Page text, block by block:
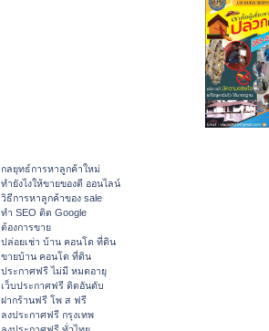
กลยุทธ์การหาลูกค้าใหม่
ทํายังไงให้ขายของดี ออนไลน์
วิธีการหาลูกค้าของ sale
ทำ SEO ติด Google
ต้องการขาย
ปล่อยเช่า บ้าน คอนโด ที่ดิน
ขายบ้าน คอนโด ที่ดิน
ประกาศฟรี ไม่มี หมดอายุ
เว็บประกาศฟรี ติดอันดับ
ฝากร้านฟรี โพ ส ฟรี
ลงประกาศฟรี กรุงเทพ